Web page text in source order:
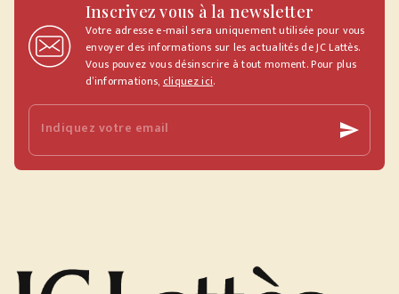
Inscrivez vous à la newsletter
Votre adresse e-mail sera uniquement utilisée pour vous
envoyer des informations sur les actualités de JC Lattès.
Vous pouvez vous désinscrire à tout moment. Pour plus
d’informations,cliquez ici.
Indiquez votre email send